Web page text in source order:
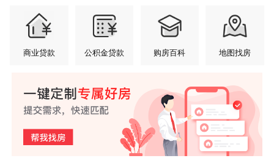
商业贷款 公积金贷款 购房百科 地图找房